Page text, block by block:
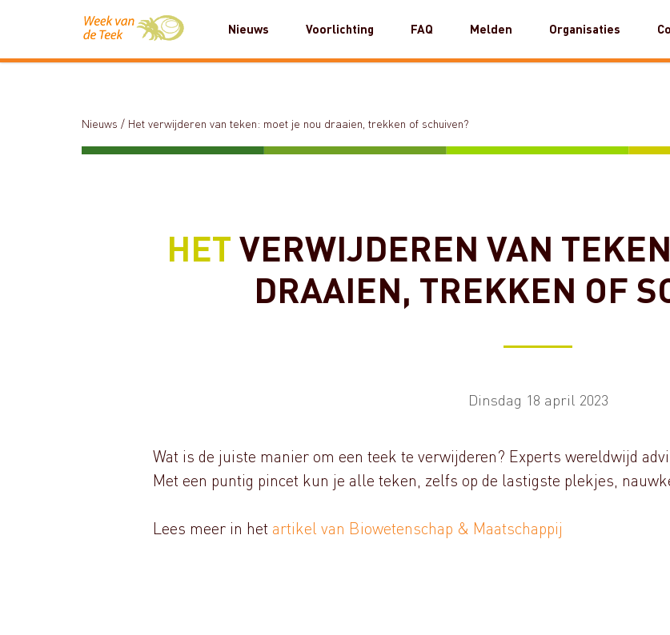
Nieuws Voorlichting FAQ Melden Organisaties
Nieuws / Het verwijderen van teken: moet je nou draaien, trekken of schuiven?
HETVERWIJDEREN VAN
DRAAIEN, TREKKEN OF
Dinsdag 18 april 2023
Wat is de juiste manier om een teek te verwijderen? Experts wereldwijd
Met een puntig pincet kun je alle teken, zelfs op de lastigste plekjes,
Lees meer in het artikel van Biowetenschap & Maatschappij